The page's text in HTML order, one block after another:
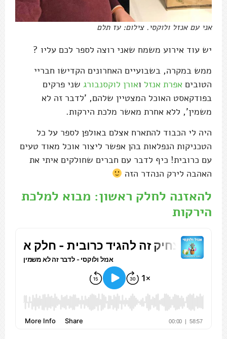
אני עם אנזל ולוקסי. צילום: עז תלם
יש עוד אירוע משמח שאני רוצה לספר לכם עליו ?
ממש במקרה, בשבועיים האחרונים הקדישו חבריי
הטובים אפרת אנזל ואורן לוקסנבורג שני פרקים
בפודקאסט האוכל המצטיין שלהם, 'לדבר זה לא
משמין', ללא אחרת מאשר מלכת הירקות.
היה לי הכבוד להתארח אצלם באולפן לספר על כל
הטכניקות הנפלאות בהן אפשר ליצור אוכל מאוד טעים
עם כרובית! כיף לדבר עם חברים שחולקים איתי את
האהבה לירק הנהדר הזה
להאזנה לחלק ראשון: מבוא למלכת
הירקות